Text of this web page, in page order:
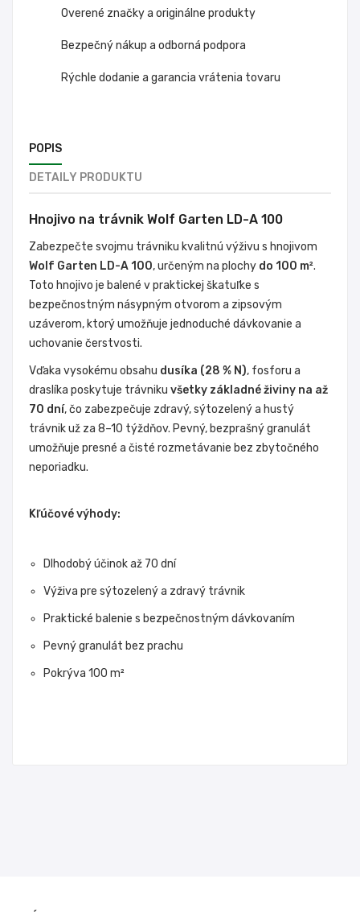
Overené značky a originálne produkty
Bezpečný nákup a odborná podpora
Rýchle dodanie a garancia vrátenia tovaru
POPIS
DETAILY PRODUKTU
Hnojivo na trávnik Wolf Garten LD-A 100
Zabezpečte svojmu trávniku kvalitnú výživu s hnojivom
Wolf Garten LD-A 100, určeným na plochy do 100 m².
Toto hnojivo je balené v praktickej škatuľke s
bezpečnostným násypným otvorom a zipsovým
uzáverom, ktorý umožňuje jednoduché dávkovanie a
uchovanie čerstvosti.
Vďaka vysokému obsahu dusíka (28 % N), fosforu a
draslíka poskytuje trávniku všetky základné živiny na až
70 dní, čo zabezpečuje zdravý, sýtozelený a hustý
trávnik už za 8–10 týždňov. Pevný, bezprašný granulát
umožňuje presné a čisté rozmetávanie bez zbytočného
neporiadku.
Kľúčové výhody:
Dlhodobý účinok až 70 dní
Výživa pre sýtozelený a zdravý trávnik
Praktické balenie s bezpečnostným dávkovaním
Pevný granulát bez prachu
Pokrýva 100 m²